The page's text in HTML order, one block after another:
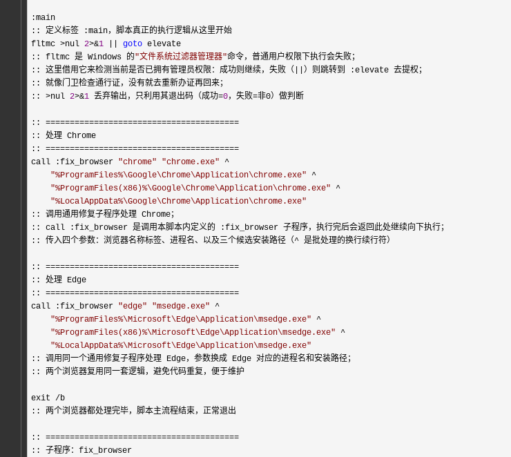
:main
:: 定义标签 :main，脚本真正的执行逻辑从这里开始
fltmc >nul 2>&1 goto elevate
:: fltmc 是 Windows 的"文件系统过滤器管理器"命令，普通用户权限下执行会失败；
:: 这里借用它来检测当前是否已拥有管理员权限：成功则继续，失败（
）则跳转到 :elevate 去提权；
:: 就像门卫检查通行证，没有就去重新办证再回来；
:: >nul 2>&1 丢弃输出，只利用其退出码（成功=0，失败=非0）做判断
:: ========================================
:: 处理 Chrome
:: ========================================
call :fix_browser "chrome" "chrome.exe" ^
"%ProgramFiles%\Google\Chrome\Application\chrome.exe" ^
"%ProgramFiles(x86)%\Google\Chrome\Application\chrome.exe" ^
"%LocalAppData%\Google\Chrome\Application\chrome.exe"
:: 调用通用修复子程序处理 Chrome；
:: call :fix_browser 是调用本脚本内定义的 :fix_browser 子程序，执行完后会返回此处继续向下执行；
:: 传入四个参数：浏览器名称标签、进程名、以及三个候选安装路径（^ 是批处理的换行续行符）
:: ========================================
:: 处理 Edge
:: ========================================
call :fix_browser "edge" "msedge.exe" ^
"%ProgramFiles%\Microsoft\Edge\Application\msedge.exe" ^
"%ProgramFiles(x86)%\Microsoft\Edge\Application\msedge.exe" ^
"%LocalAppData%\Microsoft\Edge\Application\msedge.exe"
:: 调用同一个通用修复子程序处理 Edge，参数换成 Edge 对应的进程名和安装路径；
:: 两个浏览器复用同一套逻辑，避免代码重复，便于维护
exit /b
:: 两个浏览器都处理完毕，脚本主流程结束，正常退出
:: ========================================
:: 子程序：fix_browser